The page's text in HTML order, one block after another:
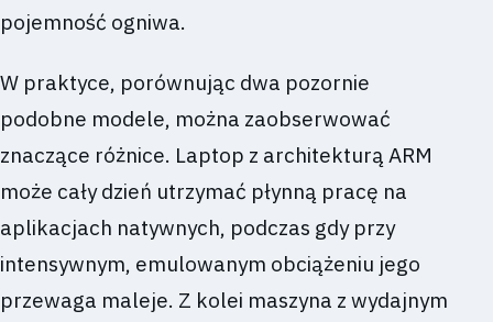
pojemność ogniwa.
W praktyce, porównując dwa pozornie
podobne modele, można zaobserwować
znaczące różnice. Laptop z architekturą ARM
może cały dzień utrzymać płynną pracę na
aplikacjach natywnych, podczas gdy przy
intensywnym, emulowanym obciążeniu jego
przewaga maleje. Z kolei maszyna z wydajnym